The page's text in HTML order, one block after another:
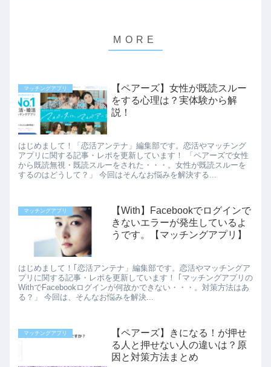
マッチングアプリ
【ペアーズ】女性が既読スルー
をする心理は？実体験から解
説！
はじめまして！「恋活アンテナ」編集部です。恋活やマッチング
アプリに関する記事・レポを更新しています！ 「ペアーズで女性
から既読無視・既読スルーをされた・・・。女性が既読スルーを
するのはどうして？」 今回はそんなお悩みを解決する...
マッチングアプリ
【With】Facebookでログインで
きないエラーが発生しているよ
うです。【マッチングアプリ】
はじめまして！｢恋活アンテナ」編集部です。恋活やマッチングア
プリに関する記事・レポを更新しています！ ｢マッチングアプリの
WithでFacebookログインが何故かできない・・・。対策方法はあ
る？」 今回は、そんなお悩みを解決...
マッチングアプリ
【ペアーズ】きになる！が押せ
る人と押せない人の違いは？原
因と対策方法まとめ